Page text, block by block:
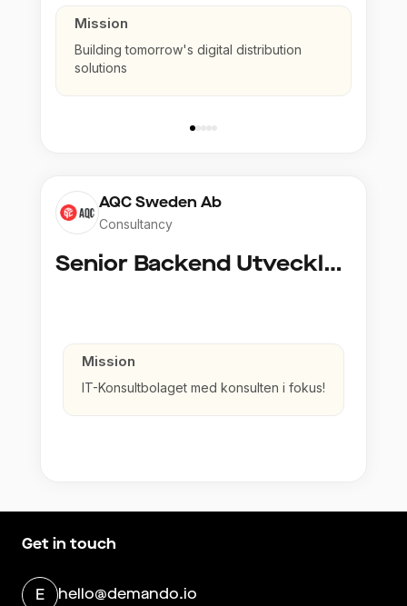
Mission
Building tomorrow's digital distribution
solutions
AQC Sweden Ab
Consultancy
Senior Backend Utvecklare
Mission
IT-Konsultbolaget med konsulten i fokus!
Get in touch
E hello@demando.io